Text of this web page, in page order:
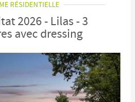
RÉSIDENTIELLE
2026 - Lilas - 3
avec dressing